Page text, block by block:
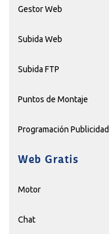
Gestor Web
Subida Web
Subida FTP
Puntos de Montaje
Programación Publicidad
Web Gratis
Motor
Chat